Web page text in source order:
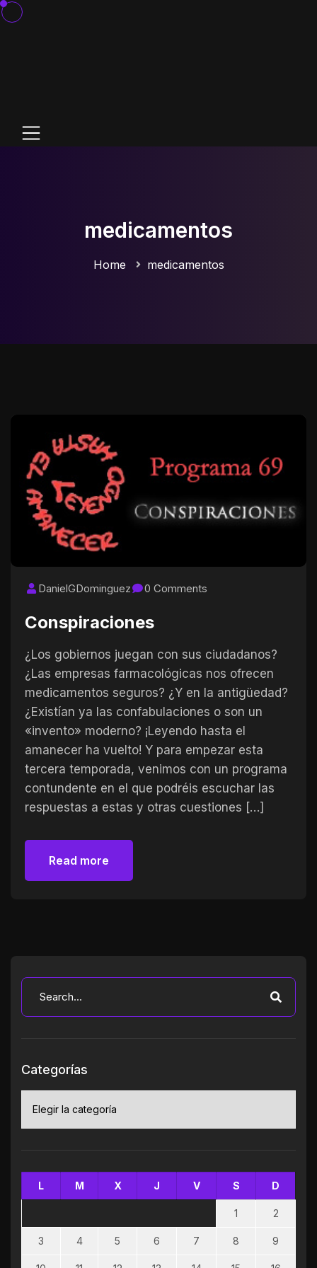
medicamentos
Home medicamentos
DanielGDominguez 0 Comments
Conspiraciones
¿Los gobiernos juegan con sus ciudadanos?
¿Las empresas farmacológicas nos ofrecen
medicamentos seguros? ¿Y en la antigüedad?
¿Existían ya las confabulaciones o son un
«invento» moderno? ¡Leyendo hasta el
amanecer ha vuelto! Y para empezar esta
tercera temporada, venimos con un programa
contundente en el que podréis escuchar las
respuestas a estas y otras cuestiones […]
Read more
Categorías
L M X J V S D
1 2
3 4 5 6 7 8 9